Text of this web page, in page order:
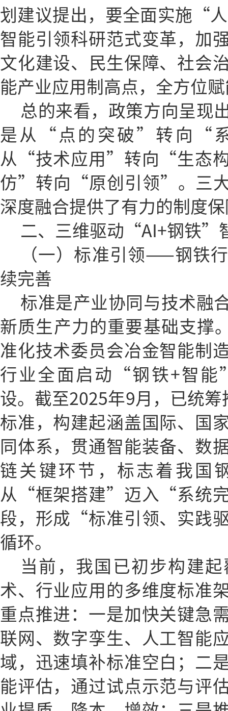
划建议提出，要全面实施“
智能引领科研范式变革，加
文化建设、民生保障、社会
能产业应用制高点，全方位
总的来看，政策方向呈现
是从“点的突破”转向“
从“技术应用”转向“生态
仿”转向“原创引领”。三大
深度融合提供了有力的制度
二、三维驱动“AI+钢铁”
（一）标准引领——钢铁
续完善
标准是产业协同与技术融
新质生产力的重要基础支撑
准化技术委员会冶金智能制
行业全面启动“钢铁+智能
设。截至2025年9月，已统
标准，构建起涵盖国际、国
同体系，贯通智能装备、数
链关键环节，标志着我国
从“框架搭建”迈入“系统
段，形成“标准引领、实践
循环。
当前，我国已初步构建
术、行业应用的多维度标准
重点推进：一是加快关键急
联网、数字孪生、人工智能
域，迅速填补标准空白；二
能评估，通过试点示范与评